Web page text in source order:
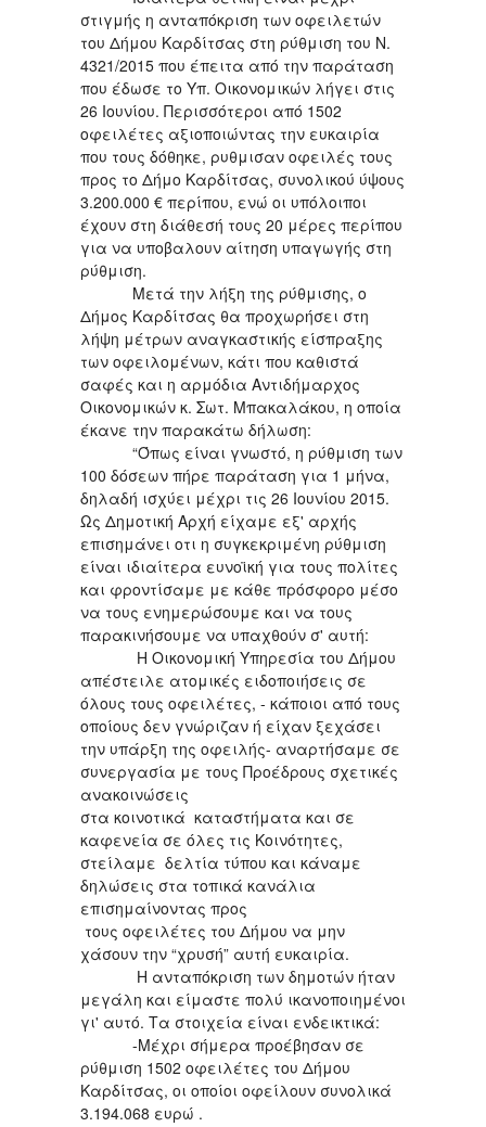
στιγμής η ανταπόκριση των οφειλετών
του Δήμου Καρδίτσας στη ρύθμιση του Ν.
4321/2015 που έπειτα από την παράταση
που έδωσε το Υπ. Οικονομικών λήγει στις
26 Ιουνίου. Περισσότεροι από 1502
οφειλέτες αξιοποιώντας την ευκαιρία
που τους δόθηκε, ρυθμισαν οφειλές τους
προς το Δήμο Καρδίτσας, συνολικού ύψους
3.200.000 € περίπου, ενώ οι υπόλοιποι
έχουν στη διάθεσή τους 20 μέρες περίπου
για να υποβαλουν αίτηση υπαγωγής στη
ρύθμιση.
Μετά την λήξη της ρύθμισης, ο
Δήμος Καρδίτσας θα προχωρήσει στη
λήψη μέτρων αναγκαστικής είσπραξης
των οφειλομένων, κάτι που καθιστά
σαφές και η αρμόδια Αντιδήμαρχος
Οικονομικών κ. Σωτ. Μπακαλάκου, η οποία
έκανε την παρακάτω δήλωση:
“Όπως είναι γνωστό, η ρύθμιση των
100 δόσεων πήρε παράταση για 1 μήνα,
δηλαδή ισχύει μέχρι τις 26 Ιουνίου 2015.
Ως Δημοτική Αρχή είχαμε εξ' αρχής
επισημάνει οτι η συγκεκριμένη ρύθμιση
είναι ιδιαίτερα ευνοϊκή για τους πολίτες
και φροντίσαμε με κάθε πρόσφορο μέσο
να τους ενημερώσουμε και να τους
παρακινήσουμε να υπαχθούν σ' αυτή:
Η Οικονομική Υπηρεσία του Δήμου
απέστειλε ατομικές ειδοποιήσεις σε
όλους τους οφειλέτες, - κάποιοι από τους
οποίους δεν γνώριζαν ή είχαν ξεχάσει
την υπάρξη της οφειλής- αναρτήσαμε σε
συνεργασία με τους Προέδρους σχετικές
ανακοινώσεις
στα κοινοτικά καταστήματα και σε
καφενεία σε όλες τις Κοινότητες,
στείλαμε δελτία τύπου και κάναμε
δηλώσεις στα τοπικά κανάλια
επισημαίνοντας προς
τους οφειλέτες του Δήμου να μην
χάσουν την “χρυσή” αυτή ευκαιρία.
Η ανταπόκριση των δημοτών ήταν
μεγάλη και είμαστε πολύ ικανοποιημένοι
γι' αυτό. Τα στοιχεία είναι ενδεικτικά:
-Μέχρι σήμερα προέβησαν σε
ρύθμιση 1502 οφειλέτες του Δήμου
Καρδίτσας, οι οποίοι οφείλουν συνολικά
3.194.068 ευρώ .